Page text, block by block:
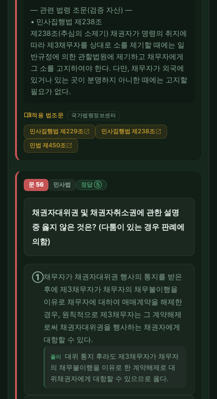
― 관련 법령 조문(검증 자산) ―
• 민사집행법 제238조
제238조(추심의 소제기) 채권자가 명령의 취지에
따라 제3채무자를 상대로 소를 제기할 때에는 일
반규정에 의한 관할법원에 제기하고 채무자에게
그 소를 고지하여야 한다. 다만, 채무자가 외국에
있거나 있는 곳이 분명하지 아니한 때에는 고지할
필요가 없다.
menu_book적용 법조문 국가법령정보센터
민사집행법 제229조open_in_new 민사집행법 제238조open_in_new
민법 제450조open_in_new
문 56 민사법 정답 ⑤
채권자대위권 및 채권자취소권에 관한 설명
중 옳지 않은 것은? (다툼이 있는 경우 판례에
의함)
①채무자가 채권자대위권 행사의 통지를 받은
후에 제3채무자가 채무자의 채무불이행을
이유로 채무자에 대하여 매매계약을 해제한
경우, 원칙적으로 제3채무자는 그 계약해제
로써 채권자대위권을 행사하는 채권자에게
대항할 수 있다.
풀이
대위 통지 후라도 제3채무자가 채무자
의 채무불이행을 이유로 한 계약해제로 대
위채권자에게 대항할 수 있으므로 옳다.